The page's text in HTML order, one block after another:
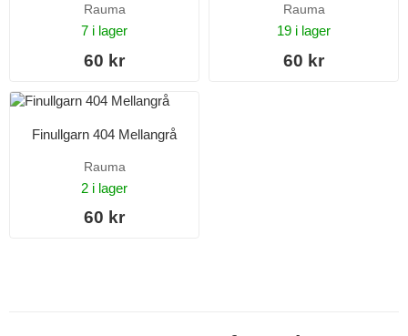
Rauma
7 i lager
60 kr
Rauma
19 i lager
60 kr
Finullgarn 404 Mellangrå
Rauma
2 i lager
60 kr